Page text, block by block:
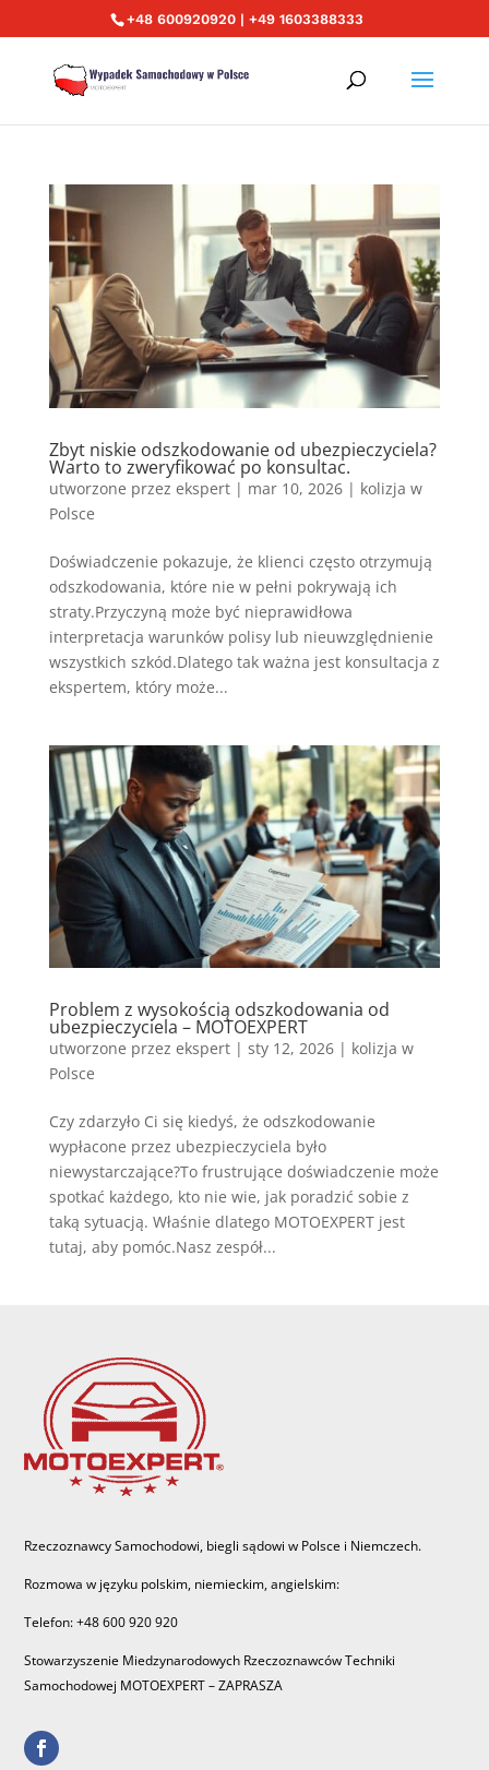
+48 600920920 | +49 1603388333
Zbyt niskie odszkodowanie od ubezpieczyciela?
Warto to zweryfikować po konsultac.
utworzone przez ekspert| mar 10, 2026| kolizja w
Polsce
Doświadczenie pokazuje, że klienci często otrzymują
odszkodowania, które nie w pełni pokrywają ich
straty.Przyczyną może być nieprawidłowa
interpretacja warunków polisy lub nieuwzględnienie
wszystkich szkód.Dlatego tak ważna jest konsultacja z
ekspertem, który może...
Problem z wysokością odszkodowania od
ubezpieczyciela – MOTOEXPERT
utworzone przez ekspert| sty 12, 2026| kolizja w
Polsce
Czy zdarzyło Ci się kiedyś, że odszkodowanie
wypłacone przez ubezpieczyciela było
niewystarczające?To frustrujące doświadczenie może
spotkać każdego, kto nie wie, jak poradzić sobie z
taką sytuacją. Właśnie dlatego MOTOEXPERT jest
tutaj, aby pomóc.Nasz zespół...
Rzeczoznawcy Samochodowi, biegli sądowi w Polsce i Niemczech.
Rozmowa w języku polskim, niemieckim, angielskim:
Telefon: +48 600 920 920
Stowarzyszenie Miedzynarodowych Rzeczoznawców Techniki
Samochodowej MOTOEXPERT – ZAPRASZA